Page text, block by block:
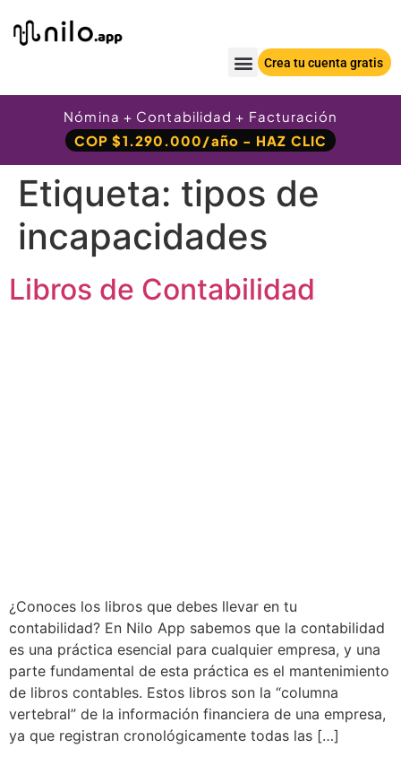
Crea tu cuenta gratis
Nómina + Contabilidad + Facturación
COP $1.290.000/año - HAZ CLIC
Etiqueta: tipos de
incapacidades
Libros de Contabilidad
¿Conoces los libros que debes llevar en tu
contabilidad? En Nilo App sabemos que la contabilidad
es una práctica esencial para cualquier empresa, y una
parte fundamental de esta práctica es el mantenimiento
de libros contables. Estos libros son la “columna
vertebral” de la información financiera de una empresa,
ya que registran cronológicamente todas las […]